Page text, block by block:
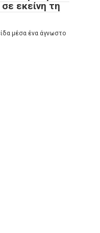
εκείνη τη
μέσα ένα άγνωστο